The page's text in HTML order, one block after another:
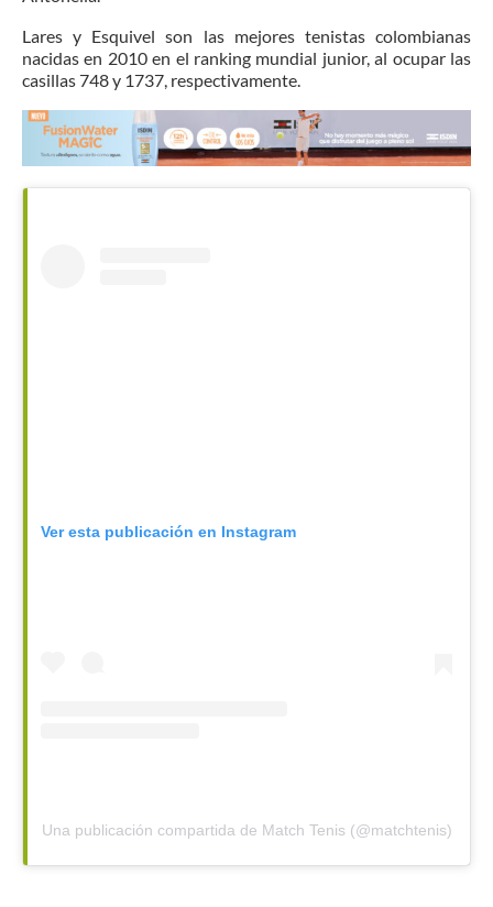
Lares y Esquivel son las mejores tenistas colombianas
nacidas en 2010 en el ranking mundial junior, al ocupar las
casillas 748 y 1737, respectivamente.
Ver esta publicación en Instagram
Una publicación compartida de Match Tenis (@matchtenis)